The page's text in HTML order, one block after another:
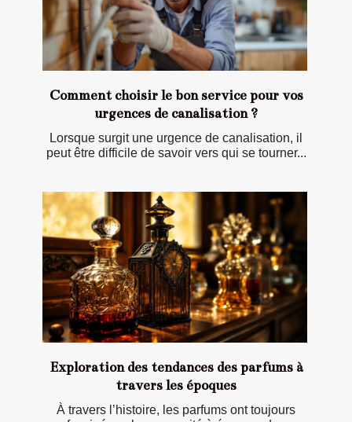
Comment choisir le bon service pour vos
urgences de canalisation ?
Lorsque surgit une urgence de canalisation, il
peut être difficile de savoir vers qui se tourner...
Exploration des tendances des parfums à
travers les époques
À travers l’histoire, les parfums ont toujours